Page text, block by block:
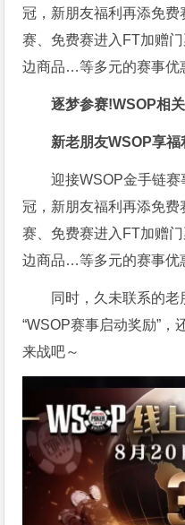
冠，新朋友福利再添免
赛、免费赛进入FT加赠
边商品…等多元的赛事优
逐梦参赛!WSOP相
新老朋友WSOP享福
迎接WSOP金手链
冠，新朋友福利再添免
赛、免费赛进入FT加赠
边商品…等多元的赛事优
同时，久未联系的
“WSOP赛事启动奖励”，
来战吧～